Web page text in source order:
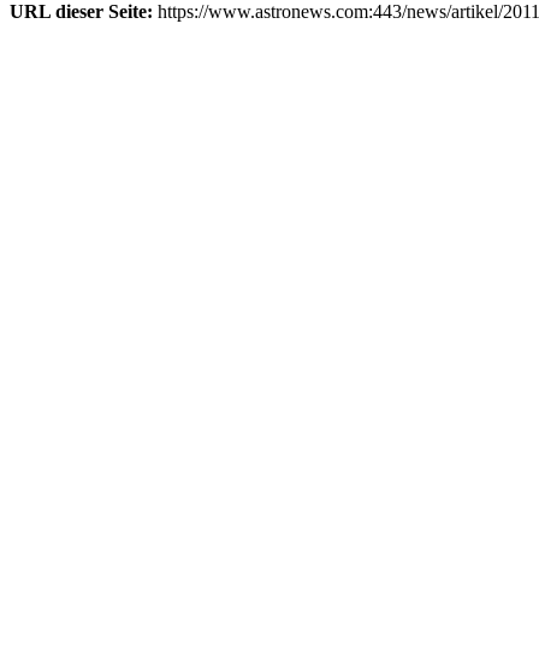
URL dieser Seite: https://www.astronews.com:443/news/artikel/